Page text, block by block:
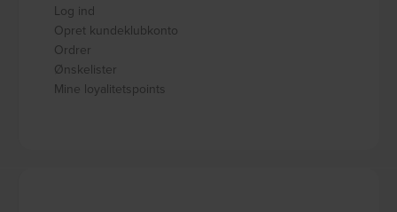
Log ind
Opret kundeklubkonto
Ordrer
Ønskelister
Mine loyalitetspoints